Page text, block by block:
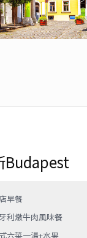
Budapest
早餐
利燉牛肉風味餐
六菜一湯+水果